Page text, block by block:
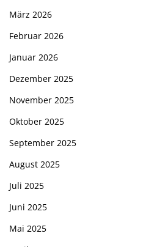
März 2026
Februar 2026
Januar 2026
Dezember 2025
November 2025
Oktober 2025
September 2025
August 2025
Juli 2025
Juni 2025
Mai 2025